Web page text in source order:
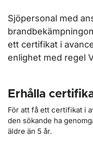
Sjöpersonal med
ett certifikat i
enlighet med regel
Erhålla
För att få ett certifikat i
den sökande ha
äldre än 5 år.